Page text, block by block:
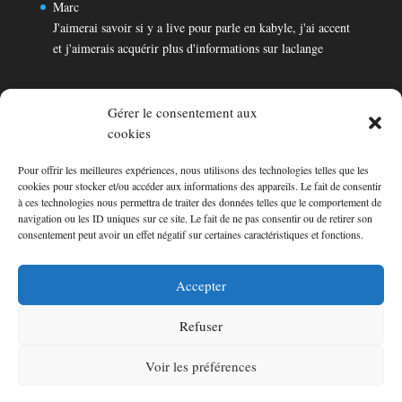
Gérer le consentement aux
cookies
Pour offrir les meilleures expériences, nous utilisons des technologies telles que les
cookies pour stocker et/ou accéder aux informations des appareils. Le fait de consentir
à ces technologies nous permettra de traiter des données telles que le comportement de
navigation ou les ID uniques sur ce site. Le fait de ne pas consentir ou de retirer son
consentement peut avoir un effet négatif sur certaines caractéristiques et fonctions.
Accepter
Refuser
Voir les préférences
Marc
J'aimerai savoir si y a live pour parle en kabyle, j'ai accent
et j'aimerais acquérir plus d'informations sur laclange
Témoignages
Marc
J'aimerai savoir si y a live pour parle en kabyle, j'ai accent
et j'aimerais acquérir plus d'informations sur laclange
Consultez les témoignages